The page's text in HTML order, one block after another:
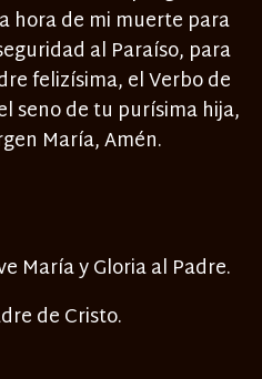
hora de mi muerte para
al Paraíso, para
felizísima, el Verbo de
seno de tu purísima hija,
María, Amén.
María y Gloria al Padre.
de Cristo.